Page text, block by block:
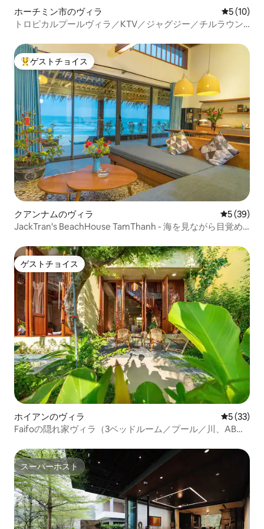
ホーチミン市のヴィラ レビュー
5 (10)
トロピカルプールヴィラ／KTV／ジャグジー／チルラウン
大好評のゲストチョイスです。
ゲストチョイス
クアンナムのヴィラ レビュー
5 (39)
JackTran's BeachHouse TamThanh - 海を見ながら目覚め
ゲストチョイス
ゲストチョイス
ホイアンのヴィラ レビュー
5 (33)
Faifoの隠れ家ヴィラ（3ベッドルーム／プール／川、ABビ
スーパーホスト
スーパーホスト